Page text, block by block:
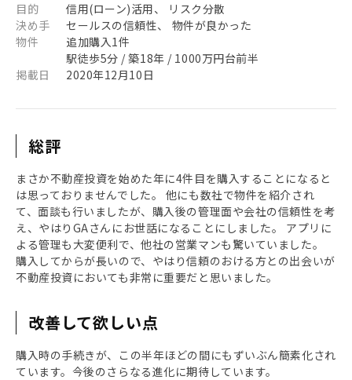
目的
信用(ローン)活用、 リスク分散
決め手
セールスの信頼性、 物件が良かった
物件
追加購入1件
駅徒歩5分 / 築18年 / 1000万円台前半
掲載日
2020年12月10日
総評
まさか不動産投資を始めた年に4件目を購入することになると
は思っておりませんでした。 他にも数社で物件を紹介され
て、面談も行いましたが、購入後の管理面や会社の信頼性を考
え、やはりGAさんにお世話になることにしました。 アプリに
よる管理も大変便利で、他社の営業マンも驚いていました。
購入してからが長いので、やはり信頼のおける方との出会いが
不動産投資においても非常に重要だと思いました。
改善して欲しい点
購入時の手続きが、この半年ほどの間にもずいぶん簡素化され
ています。今後のさらなる進化に期待しています。